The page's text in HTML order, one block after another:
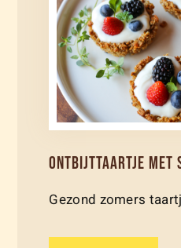
ONTBIJTTAARTJE MET
Gezond zomers